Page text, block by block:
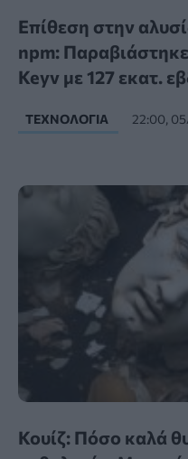
Επίθεση στην
npm:
Keyv με 127 εκατ.
ΤΕΧΝΟΛΟΓΊΑ 22:00,
Κουίζ: Πόσο καλά